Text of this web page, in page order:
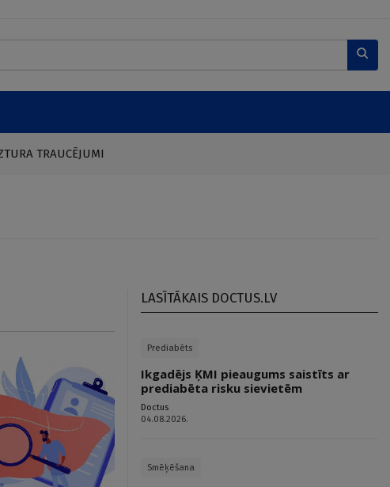
TRAUCĒJUMI
LASĪTĀKAIS DOCTUS.LV
Prediabēts
Ikgadējs ĶMI pieaugums saistīts ar
prediabēta risku sievietēm
Doctus
04.08.2026.
Smēķēšana